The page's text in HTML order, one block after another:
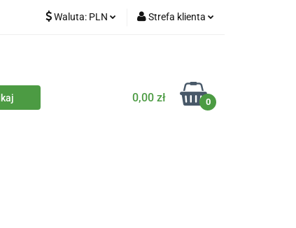
Waluta: PLN Strefa klienta
Dodaj zgłoszenie
0,00 zł 0